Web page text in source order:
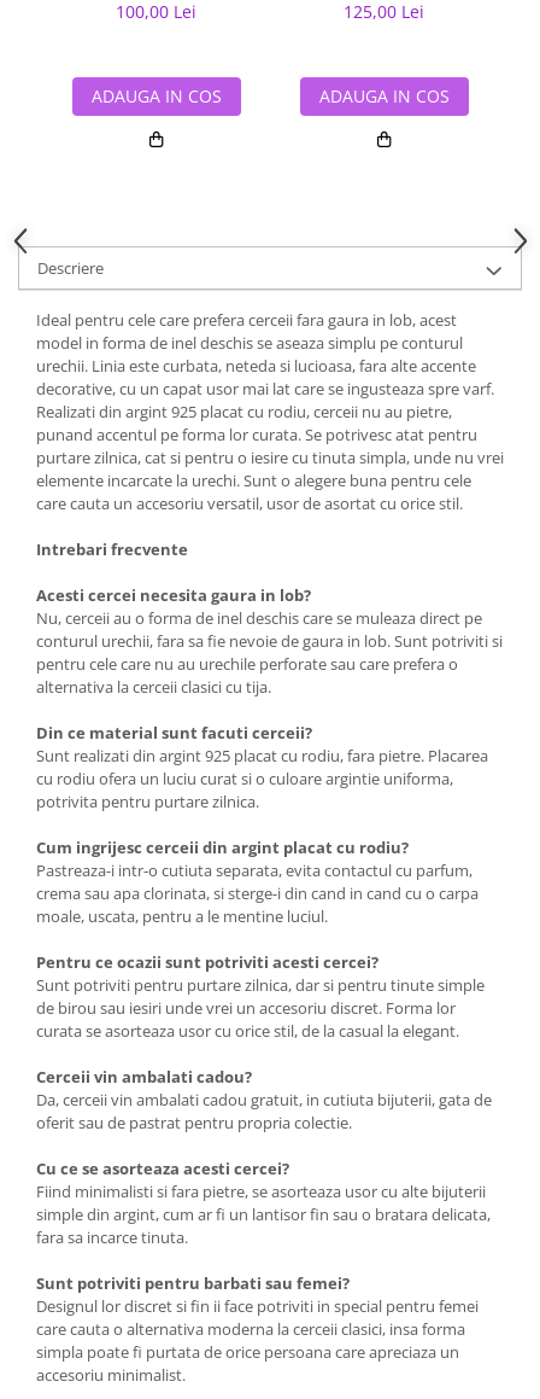
100,00 Lei
ADAUGA IN COS
125,00 Lei
ADAUGA IN COS
Descriere
Ideal pentru cele care prefera cerceii fara gaura in lob, acest
model in forma de inel deschis se aseaza simplu pe conturul
urechii. Linia este curbata, neteda si lucioasa, fara alte accente
decorative, cu un capat usor mai lat care se ingusteaza spre varf.
Realizati din argint 925 placat cu rodiu, cerceii nu au pietre,
punand accentul pe forma lor curata. Se potrivesc atat pentru
purtare zilnica, cat si pentru o iesire cu tinuta simpla, unde nu vrei
elemente incarcate la urechi. Sunt o alegere buna pentru cele
care cauta un accesoriu versatil, usor de asortat cu orice stil.
Intrebari frecvente
Acesti cercei necesita gaura in lob?
Nu, cerceii au o forma de inel deschis care se muleaza direct pe
conturul urechii, fara sa fie nevoie de gaura in lob. Sunt potriviti si
pentru cele care nu au urechile perforate sau care prefera o
alternativa la cerceii clasici cu tija.
Din ce material sunt facuti cerceii?
Sunt realizati din argint 925 placat cu rodiu, fara pietre. Placarea
cu rodiu ofera un luciu curat si o culoare argintie uniforma,
potrivita pentru purtare zilnica.
Cum ingrijesc cerceii din argint placat cu rodiu?
Pastreaza-i intr-o cutiuta separata, evita contactul cu parfum,
crema sau apa clorinata, si sterge-i din cand in cand cu o carpa
moale, uscata, pentru a le mentine luciul.
Pentru ce ocazii sunt potriviti acesti cercei?
Sunt potriviti pentru purtare zilnica, dar si pentru tinute simple
de birou sau iesiri unde vrei un accesoriu discret. Forma lor
curata se asorteaza usor cu orice stil, de la casual la elegant.
Cerceii vin ambalati cadou?
Da, cerceii vin ambalati cadou gratuit, in cutiuta bijuterii, gata de
oferit sau de pastrat pentru propria colectie.
Cu ce se asorteaza acesti cercei?
Fiind minimalisti si fara pietre, se asorteaza usor cu alte bijuterii
simple din argint, cum ar fi un lantisor fin sau o bratara delicata,
fara sa incarce tinuta.
Sunt potriviti pentru barbati sau femei?
Designul lor discret si fin ii face potriviti in special pentru femei
care cauta o alternativa moderna la cerceii clasici, insa forma
simpla poate fi purtata de orice persoana care apreciaza un
accesoriu minimalist.